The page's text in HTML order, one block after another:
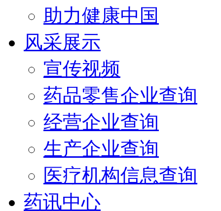
助力健康中国
风采展示
宣传视频
药品零售企业查询
经营企业查询
生产企业查询
医疗机构信息查询
药讯中心